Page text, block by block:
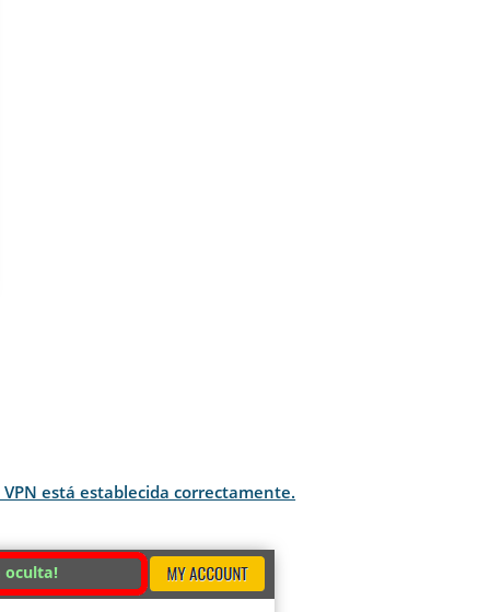
está establecida correctamente.
oculta!